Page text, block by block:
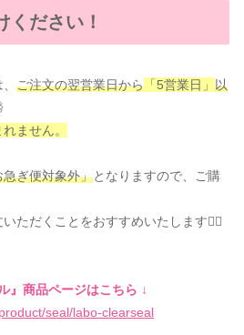
ください！
ご注文の翌営業日から 「5営業日」 以
ません。
ぎ便対象外」となりますので、ご購
ただくことをおすすめいたします🏃‍♀️
』商品ページはこちら ↓
seal/labo-clearseal